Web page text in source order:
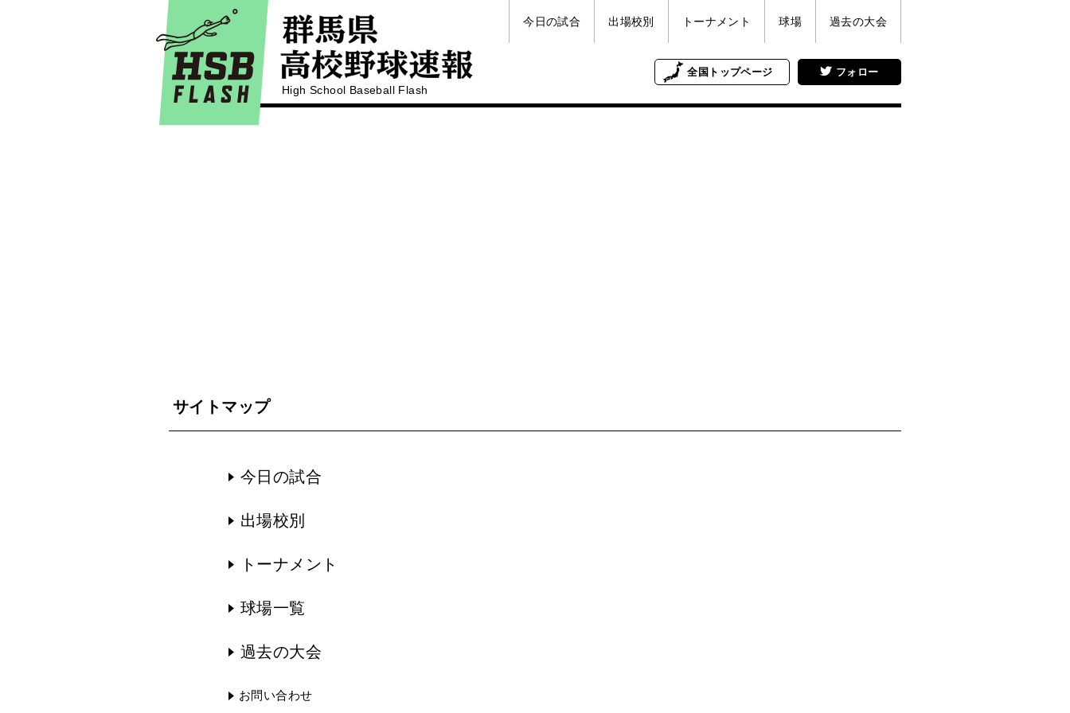
High School Baseball Flash
今日の試合 出場校別 トーナメント 球場 過去の大会
フォロー
全国 トップページ
サイトマップ
今日の試合
出場校別
トーナメント
球場一覧
過去の大会
お問い合わせ